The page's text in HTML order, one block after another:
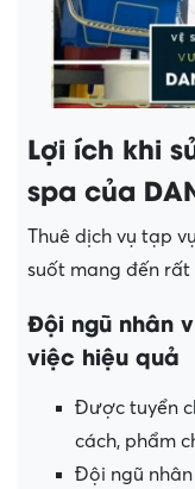
Lợi ích khi
spa của
Thuê dịch vụ tạp
suốt mang đến rất
Đội ngũ nhân
việc hiệu quả
Được tuyển
cách, phẩm
Đội ngũ nhân